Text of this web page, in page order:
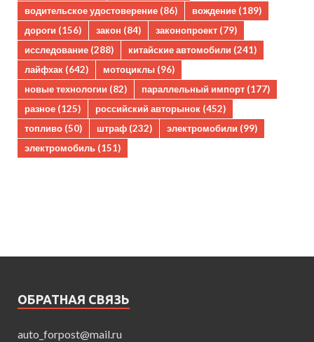
водительское удостоверение (86) вождение (189)
дороги (156) закон (84) законопроект (79)
исследование (288) китайские автомобили (241)
лайфхак (642) мотоциклы (96)
новые технологии (82) параллельный импорт (177)
разное (125) российский авторынок (452)
топливо (50) штраф (232) электромобили (99)
электромобиль (151)
ОБРАТНАЯ СВЯЗЬ
auto_forpost@mail.ru